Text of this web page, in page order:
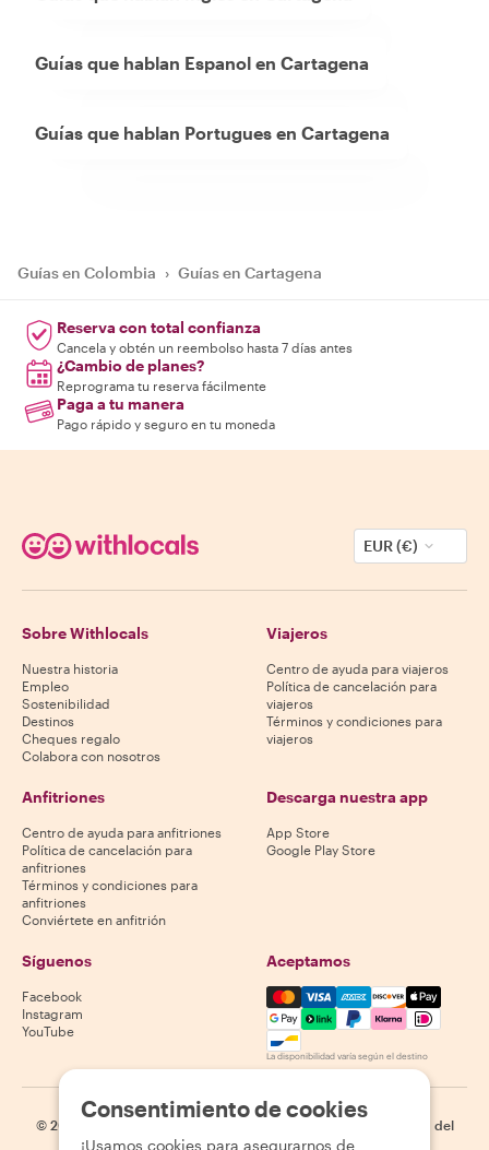
Guías que hablan Espanol en Cartagena
Guías que hablan Portugues en Cartagena
Guías en Colombia › Guías en Cartagena
Reserva con total confianza
Cancela y obtén un reembolso hasta 7 días antes
¿Cambio de planes?
Reprograma tu reserva fácilmente
Paga a tu manera
Pago rápido y seguro en tu moneda
EUR (€)
Sobre Withlocals
Nuestra historia
Empleo
Sostenibilidad
Destinos
Cheques regalo
Colabora con nosotros
Viajeros
Centro de ayuda para viajeros
Política de cancelación para
viajeros
Términos y condiciones para
viajeros
Anfitriones
Centro de ayuda para anfitriones
Política de cancelación para
anfitriones
Términos y condiciones para
anfitriones
Conviértete en anfitrión
Descarga nuestra app
App Store
Google Play Store
Síguenos
Facebook
Instagram
YouTube
Aceptamos
Mastercard, Visa, Amex,
La disponibilidad varía según el destino
© 2026
Mapa del
sitio
Consentimiento de cookies
¡Usamos cookies para asegurarnos de